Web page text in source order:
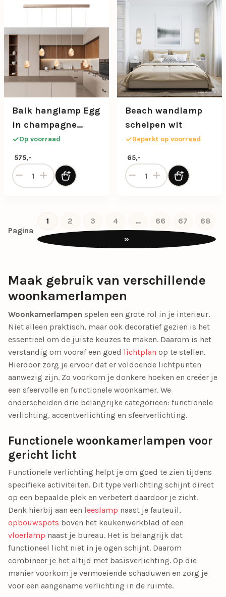
Balk hanglamp Egg
in champagne
kleur 5-lichts
Op voorraad
575,-
Balk hanglamp Egg in champagne kleur 5-lichts aantal
Beach wandlamp
schelpen wit
Beperkt op voorraad
65,-
Beach wandlamp schelpen
Pagina
1 2 3 4 … 66 67
68
»
Maak gebruik van verschillende
woonkamerlampen
Woonkamerlampen spelen een grote rol in je interieur.
Niet alleen praktisch, maar ook decoratief gezien is het
essentieel om de juiste keuzes te maken. Daarom is het
verstandig om vooraf een goed lichtplan op te stellen.
Hierdoor zorg je ervoor dat er voldoende lichtpunten
aanwezig zijn. Zo voorkom je donkere hoeken en creëer je
een sfeervolle en functionele woonkamer. We
onderscheiden drie belangrijke categorieën: functionele
verlichting, accentverlichting en sfeerverlichting.
Functionele woonkamerlampen voor
gericht licht
Functionele verlichting helpt je om goed te zien tijdens
specifieke activiteiten. Dit type verlichting schijnt direct
op een bepaalde plek en verbetert daardoor je zicht.
Denk hierbij aan een leeslamp naast je fauteuil,
opbouwspots boven het keukenwerkblad of een
vloerlamp naast je bureau. Het is belangrijk dat
functioneel licht niet in je ogen schijnt. Daarom
combineer je het altijd met basisverlichting. Op die
manier voorkom je vermoeiende schaduwen en zorg je
voor een aangename verlichting in de ruimte.